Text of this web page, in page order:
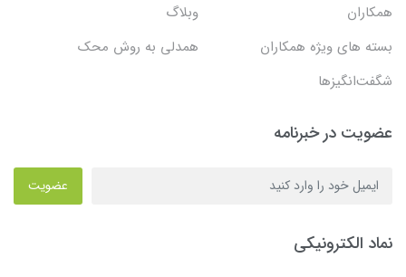
همکاران
وبلاگ
بسته های ویژه همکاران
همدلی به روش محک
شگفت‌انگیزها
عضویت در خبرنامه
عضویت
نماد الکترونیکی